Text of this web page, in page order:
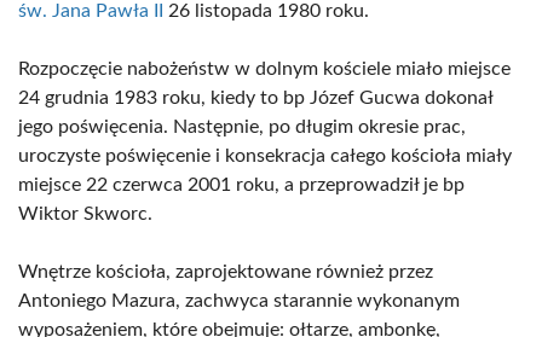
św. Jana Pawła II
26 listopada 1980 roku.
Rozpoczęcie nabożeństw w dolnym kościele miało miejsce
24 grudnia 1983 roku, kiedy to bp Józef Gucwa dokonał
jego poświęcenia. Następnie, po długim okresie prac,
uroczyste poświęcenie i konsekracja całego kościoła miały
miejsce 22 czerwca 2001 roku, a przeprowadził je bp
Wiktor Skworc.
Wnętrze kościoła, zaprojektowane również przez
Antoniego Mazura, zachwyca starannie wykonanym
wyposażeniem, które obejmuje: ołtarze, ambonkę,